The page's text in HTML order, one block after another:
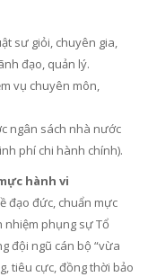
sư giỏi, chuyên gia,
đạo, quản lý.
vụ chuyên môn,
ngân sách nhà nước
phí chi hành chính).
hành vi
đạo đức, chuẩn mực
nhiệm phụng sự Tổ
đội ngũ cán bộ “vừa
tiêu cực, đồng thời bảo